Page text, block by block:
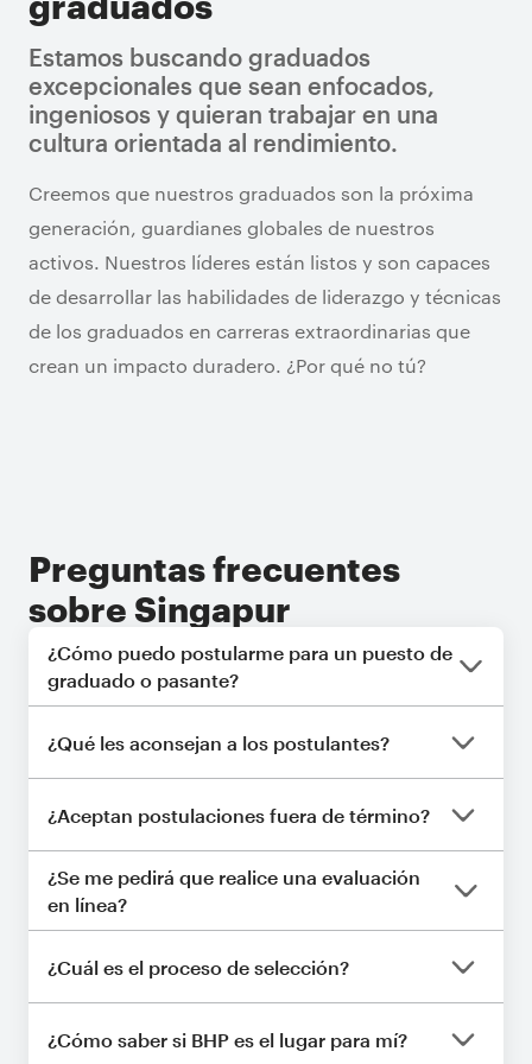
Estamos buscando graduados
excepcionales que sean enfocados,
ingeniosos y quieran trabajar en una
cultura orientada al rendimiento.
Creemos que nuestros graduados son la próxima
generación, guardianes globales de nuestros
activos. Nuestros líderes están listos y son capaces
de desarrollar las habilidades de liderazgo y técnicas
de los graduados en carreras extraordinarias que
crean un impacto duradero. ¿Por qué no tú?
Preguntas frecuentes
sobre Singapur
¿Cómo puedo postularme para un puesto de
graduado o pasante?
enviando su currículum y completando
¿Qué les aconsejan a los postulantes?
antes de enviarlo para evitar errores
preocupe por la carta de presentación, no
la necesitamos.
¿Aceptan postulaciones fuera de término?
ajetreada, pero es necesario que presente
la postulación a tiempo. No se aceptan
postulaciones fuera de término o por
escrito.
¿Se me pedirá que realice una evaluación
en línea?
condiciones necesarias deberán realizar
no olvide relajarse y prepararse para no
¿Cuál es el proceso de selección?
Evaluación en línea
¿Cómo saber si BHP es el lugar para mí?